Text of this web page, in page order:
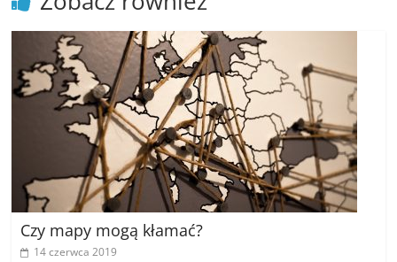
Czy mapy mogą kłamać?
14 czerwca 2019